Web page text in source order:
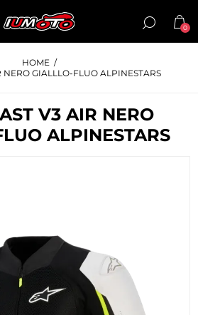
0
HOME /
NERO GIALLLO-FLUO ALPINESTARS
V3 AIR NERO
ALPINESTARS